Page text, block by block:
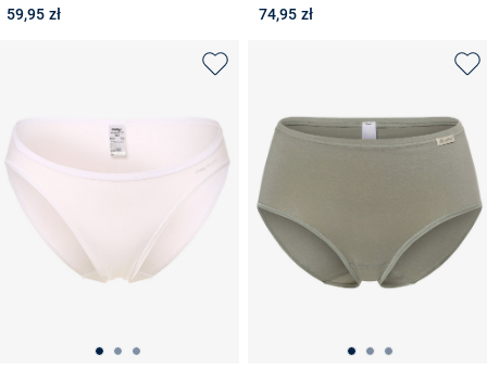
59,95 zł
74,95 zł